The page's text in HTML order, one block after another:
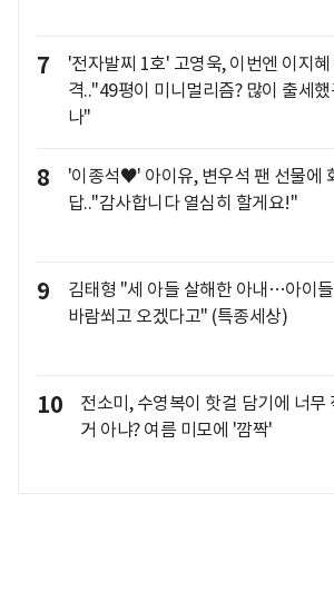
7
'전자발찌 1호' 고영욱, 이번엔 이지혜
격.."49평이 미니멀리즘? 많이 출세
나"
8
'이종석♥' 아이유, 변우석 팬 선물에
답.."감사합니다 열심히 할게요!"
9
김태형 "세 아들 살해한 아내…아이
바람쐬고 오겠다고" (특종세상)
10
전소미, 수영복이 핫걸 담기에 너무
거 아냐? 여름 미모에 '깜짝'